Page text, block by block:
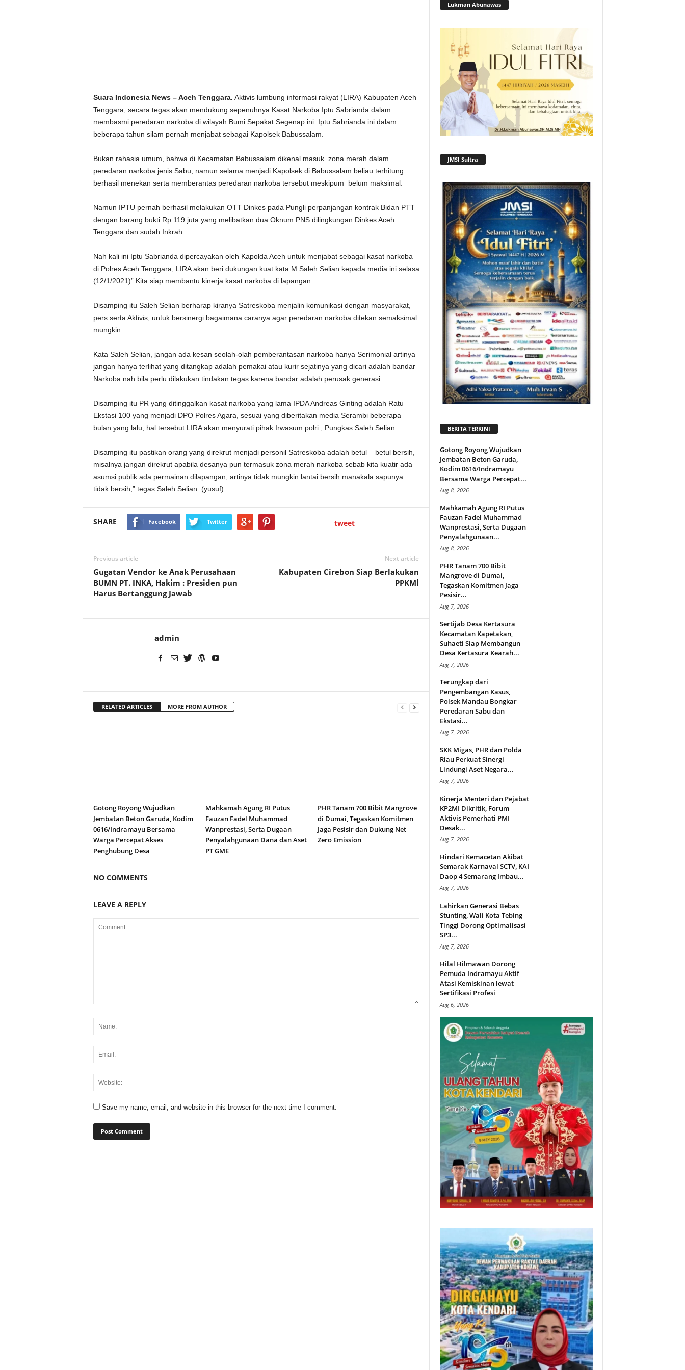
Suara Indonesia News – Aceh Tenggara. Aktivis lumbung informasi rakyat (LIRA) Kabupaten Aceh
Tenggara, secara tegas akan mendukung sepenuhnya Kasat Narkoba Iptu Sabrianda dalam
membasmi peredaran narkoba di wilayah Bumi Sepakat Segenap ini. Iptu Sabrianda ini dalam
beberapa tahun silam pernah menjabat sebagai Kapolsek Babussalam.
Bukan rahasia umum, bahwa di Kecamatan Babussalam dikenal masuk zona merah dalam
peredaran narkoba jenis Sabu, namun selama menjadi Kapolsek di Babussalam beliau terhitung
berhasil menekan serta memberantas peredaran narkoba tersebut meskipum belum maksimal.
Namun IPTU pernah berhasil melakukan OTT Dinkes pada Pungli perpanjangan kontrak Bidan PTT
dengan barang bukti Rp.119 juta yang melibatkan dua Oknum PNS dilingkungan Dinkes Aceh
Tenggara dan sudah Inkrah.
Nah kali ini Iptu Sabrianda dipercayakan oleh Kapolda Aceh untuk menjabat sebagai kasat narkoba
di Polres Aceh Tenggara, LIRA akan beri dukungan kuat kata M.Saleh Selian kepada media ini selasa
(12/1/2021)” Kita siap membantu kinerja kasat narkoba di lapangan.
Disamping itu Saleh Selian berharap kiranya Satreskoba menjalin komunikasi dengan masyarakat,
pers serta Aktivis, untuk bersinergi bagaimana caranya agar peredaran narkoba ditekan semaksimal
mungkin.
Kata Saleh Selian, jangan ada kesan seolah-olah pemberantasan narkoba hanya Serimonial artinya
jangan hanya terlihat yang ditangkap adalah pemakai atau kurir sejatinya yang dicari adalah bandar
Narkoba nah bila perlu dilakukan tindakan tegas karena bandar adalah perusak generasi .
Disamping itu PR yang ditinggalkan kasat narkoba yang lama IPDA Andreas Ginting adalah Ratu
Ekstasi 100 yang menjadi DPO Polres Agara, sesuai yang diberitakan media Serambi beberapa
bulan yang lalu, hal tersebut LIRA akan menyurati pihak Irwasum polri , Pungkas Saleh Selian.
Disamping itu pastikan orang yang direkrut menjadi personil Satreskoba adalah betul – betul bersih,
misalnya jangan direkrut apabila desanya pun termasuk zona merah narkoba sebab kita kuatir ada
asumsi publik ada permainan dilapangan, artinya tidak mungkin lantai bersih manakala sapunya
tidak bersih,” tegas Saleh Selian. (yusuf)
SHARE Facebook Twitter tweet
Previous article
Gugatan Vendor ke Anak Perusahaan
BUMN PT. INKA, Hakim : Presiden pun
Harus Bertanggung Jawab
Next article
Kabupaten Cirebon Siap Berlakukan
PPKMl
admin
RELATED ARTICLES MORE FROM AUTHOR
Gotong Royong Wujudkan
Jembatan Beton Garuda, Kodim
0616/Indramayu Bersama
Warga Percepat Akses
Penghubung Desa
Mahkamah Agung RI Putus
Fauzan Fadel Muhammad
Wanprestasi, Serta Dugaan
Penyalahgunaan Dana dan Aset
PT GME
PHR Tanam 700 Bibit Mangrove
di Dumai, Tegaskan Komitmen
Jaga Pesisir dan Dukung Net
Zero Emission
NO COMMENTS
LEAVE A REPLY
Save my name, email, and website in this browser for the next time I comment.
Lukman Abunawas
JMSI Sultra
BERITA TERKINI
Gotong Royong Wujudkan
Jembatan Beton Garuda,
Kodim 0616/Indramayu
Bersama Warga Percepat...
Aug 8, 2026
Mahkamah Agung RI Putus
Fauzan Fadel Muhammad
Wanprestasi, Serta Dugaan
Penyalahgunaan...
Aug 8, 2026
PHR Tanam 700 Bibit
Mangrove di Dumai,
Tegaskan Komitmen Jaga
Pesisir...
Aug 7, 2026
Sertijab Desa Kertasura
Kecamatan Kapetakan,
Suhaeti Siap Membangun
Desa Kertasura Kearah...
Aug 7, 2026
Terungkap dari
Pengembangan Kasus,
Polsek Mandau Bongkar
Peredaran Sabu dan
Ekstasi...
Aug 7, 2026
SKK Migas, PHR dan Polda
Riau Perkuat Sinergi
Lindungi Aset Negara...
Aug 7, 2026
Kinerja Menteri dan Pejabat
KP2MI Dikritik, Forum
Aktivis Pemerhati PMI
Desak...
Aug 7, 2026
Hindari Kemacetan Akibat
Semarak Karnaval SCTV, KAI
Daop 4 Semarang Imbau...
Aug 7, 2026
Lahirkan Generasi Bebas
Stunting, Wali Kota Tebing
Tinggi Dorong Optimalisasi
SP3...
Aug 7, 2026
Hilal Hilmawan Dorong
Pemuda Indramayu Aktif
Atasi Kemiskinan lewat
Sertifikasi Profesi
Aug 6, 2026